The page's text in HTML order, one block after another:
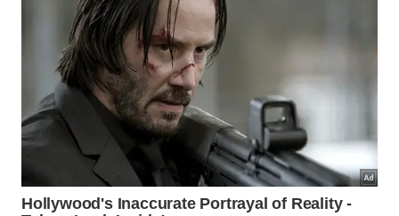
No conteúdo visual apresentado, a especialista
explica como o posicionamento e o estado de
conservação do seu equipamento podem impactar
as finanças e o bem estar geral no canalcanal Bruna
Veiga – Feng Shui do YouTube